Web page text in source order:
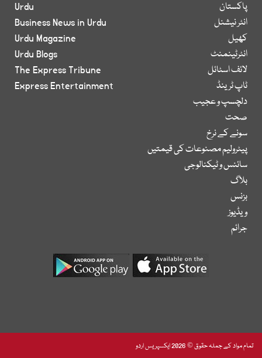
پاکستان
انٹر نیشنل
کھیل
انٹرٹینمنٹ
لائف اسٹائل
ٹاپ ٹرینڈ
دلچسپ و عجیب
صحت
سونے کے نرخ
پیٹرولیم مصنوعات کی قیمتیں
سائنس و ٹیکنالوجی
بلاگ
بزنس
ویڈیوز
جرائم
Urdu
Business News in Urdu
Urdu Magazine
Urdu Blogs
The Express Tribune
Express Entertainment
تمام مواد کے جملہ حقوق © 2026 ایکسپریس اردو